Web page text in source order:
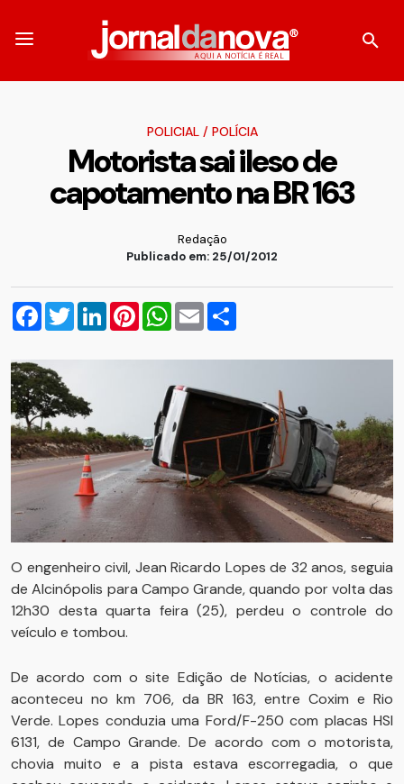
POLICIAL/ POLÍCIA
Motorista sai ileso de
capotamento na BR 163
Redação
Publicado em: 25/01/2012
Facebook
TwitterLinkedInPinterestWhatsApp
Email
O engenheiro civil, Jean Ricardo Lopes de 32 anos, seguia
de Alcinópolis para Campo Grande, quando por volta das
12h30 desta quarta feira (25), perdeu o controle do
veículo e tombou.
De acordo com o site Edição de Notícias, o acidente
aconteceu no km 706, da BR 163, entre Coxim e Rio
Verde. Lopes conduzia uma Ford/F-250 com placas HSI
6131, de Campo Grande. De acordo com o motorista,
chovia muito e a pista estava escorregadia, o que